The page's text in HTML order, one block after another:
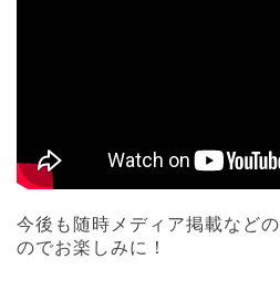
今後も随時メディア掲載など
のでお楽しみに！